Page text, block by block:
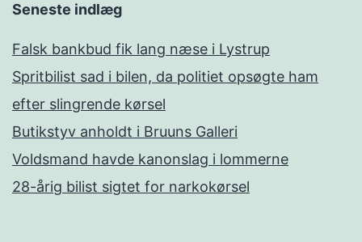
Seneste indlæg
Falsk bankbud fik lang næse i Lystrup
Spritbilist sad i bilen, da politiet opsøgte ham
efter slingrende kørsel
Butikstyv anholdt i Bruuns Galleri
Voldsmand havde kanonslag i lommerne
28-årig bilist sigtet for narkokørsel